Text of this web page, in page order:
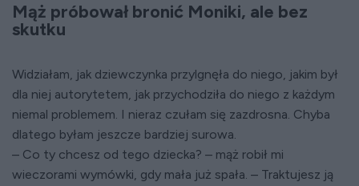
Mąż próbował bronić Moniki, ale bez
skutku
Widziałam, jak dziewczynka przylgnęła do niego, jakim był
dla niej autorytetem, jak przychodziła do niego z każdym
niemal problemem. I nieraz czułam się zazdrosna. Chyba
dlatego byłam jeszcze bardziej surowa.
– Co ty chcesz od tego dziecka? – mąż robił mi
wieczorami wymówki, gdy mała już spała. – Traktujesz ją